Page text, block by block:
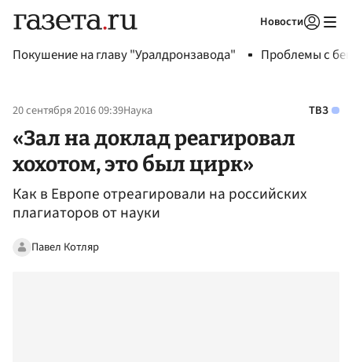
Новости
Покушение на главу "Уралдронзавода" Проблемы с
20 сентября 2016 09:39Наука ТВЗ
«Зал на доклад реагировал
хохотом, это был цирк»
Как в Европе отреагировали на российских
плагиаторов от науки
Павел Котляр